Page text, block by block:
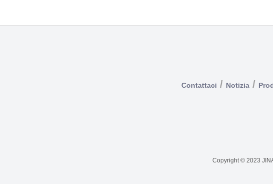
Contattaci / Notizia /
Copyright © 2023